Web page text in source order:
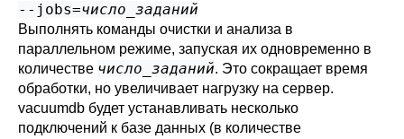
--jobs=число_заданий
Выполнять команды очистки и анализа в
параллельном режиме, запуская их одновременно в
количестве число_заданий. Это сокращает время
обработки, но увеличивает нагрузку на сервер.
vacuumdb будет устанавливать несколько
подключений к базе данных (в количестве